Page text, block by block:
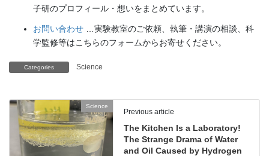
子研のプロフィール・想いをまとめています。
お問い合わせ …実験教室のご依頼、執筆・講演の相談、科
学監修等はこちらのフォームからお寄せください。
Categories Science
Science
Previous article
The Kitchen Is a Laboratory!
The Strange Drama of Water
and Oil Caused by Hydrogen